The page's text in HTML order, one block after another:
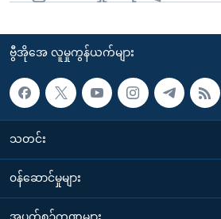
ဗွီအိုအေ လူမှုကွန်ယက်များ
သတင်း
၀န်ဆောင်မှုများ